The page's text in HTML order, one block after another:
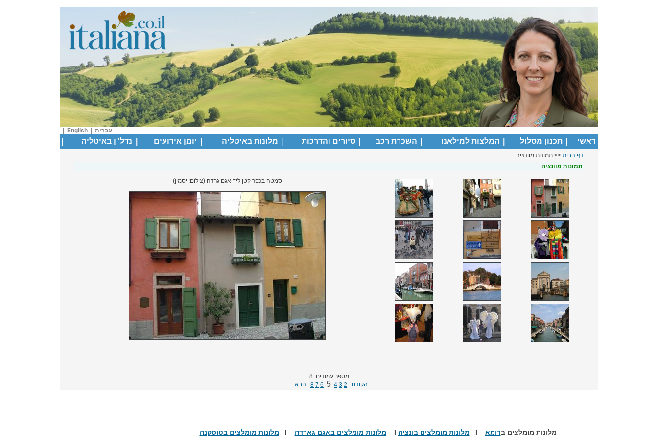
עברית English
ראשי תכנון מסלול המלצות למילאנו השכרת רכב סיורים והדרכות מלונות באיטליה יומן אירועים נדל"ן באיטליה
דף הבית >> תמונות מוונציה
תמונות מוונציה
סמטה בכפר קטן ליד אגם גרדה (צילום: יסמין)
מספר עמודים: 8
הקודם
2
3
4
5
6
7
8 הבא
מלונות מומלצים ברומא מלונות מומלצים בונציה מלונות מומלצים באגם גארדה I מלונות מומלצים בטוסקנה